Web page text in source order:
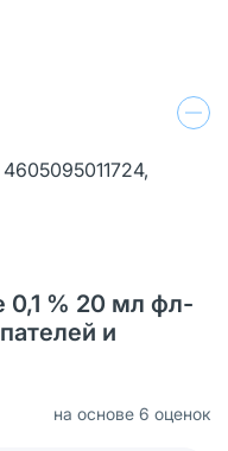
0,1 % 20 мл фл-
и
на основе 6 оценок